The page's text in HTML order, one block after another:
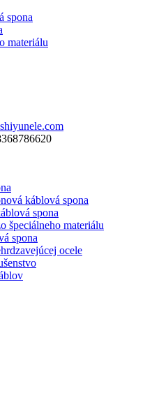
spona
materiálu
káblová spona
spona
špeciálneho materiálu
spona
ocele